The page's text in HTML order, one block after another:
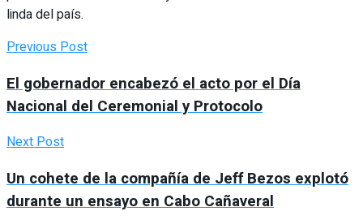
linda del país.
Previous Post
El gobernador encabezó el acto por el Día
Nacional del Ceremonial y Protocolo
Next Post
Un cohete de la compañía de Jeff Bezos explotó
durante un ensayo en Cabo Cañaveral